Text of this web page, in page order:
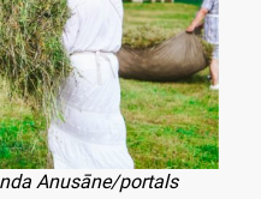
Anusāne/portals